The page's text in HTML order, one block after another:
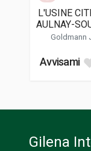
DATA DI STAMPA
02/2015
L'USINE
AULNAY-
Goldmann
Avvisami
Gilena